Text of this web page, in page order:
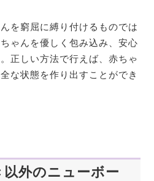
を窮屈に縛り付けるものでは
ゃんを優しく包み込み、安心
正しい方法で行えば、赤ちゃ
な状態を作り出すことができ
外のニューボー